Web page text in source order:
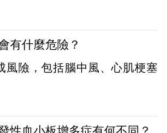
有什麼危險？
風險，包括腦中風、心肌梗塞